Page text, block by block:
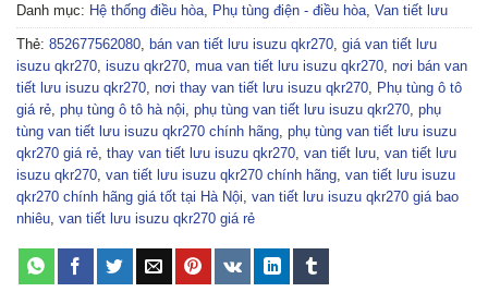
Danh mục: Hệ thống điều hòa Phụ tùng điện - điều hòa Van tiết lưu
Thẻ: 852677562080 bán van tiết lưu isuzu qkr270 giá van tiết lưu
isuzu qkr270 isuzu qkr270 mua van tiết lưu isuzu qkr270 nơi bán van
tiết lưu isuzu qkr270 nơi thay van tiết lưu isuzu qkr270 Phụ tùng ô tô
giá rẻ phụ tùng ô tô hà nội phụ tùng van tiết lưu isuzu qkr270 phụ
tùng van tiết lưu isuzu qkr270 chính hãng phụ tùng van tiết lưu isuzu
qkr270 giá rẻ thay van tiết lưu isuzu qkr270 van tiết lưu van tiết lưu
isuzu qkr270 van tiết lưu isuzu qkr270 chính hãng van tiết lưu isuzu
qkr270 chính hãng giá tốt tại Hà Nội van tiết lưu isuzu qkr270 giá bao
nhiêu van tiết lưu isuzu qkr270 giá rẻ